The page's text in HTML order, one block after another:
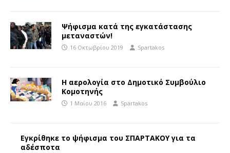
Ψήφισμα κατά της εγκατάστασης
μεταναστών!
16 Οκτωβρίου 2019 Spartakos
Η αερολογία στο Δημοτικό Συμβούλιο
Κομοτηνής
1 Μαΐου 2016 Spartakos
Εγκρίθηκε το ψήφισμα του ΣΠΑΡΤΑΚΟΥ για τα
αδέσποτα